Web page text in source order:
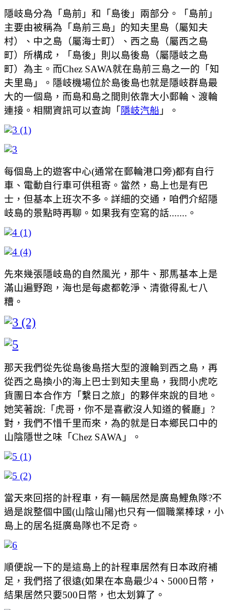
隱岐島分為「島前」和「島後」兩部分。「島前」
主要由被稱為「島前三島」的知夫里島（屬知夫
村）、中之島（屬海士町）、西之島（屬西之島
町）所構成，「島後」則以島後島（屬隱岐之島
町）為主。而Chez SAWA就在島前三島之一的「知
夫里島」。隱岐機場位於島後島也就是隱岐群島最
大的一個島，而島和島之間則依靠大小郵輪、渡輪
連接。相關資訊可以查詢「 隱岐汽船 」。
每個島上的遊客中心(通常在郵輪港口旁)都有自行
車、電動自行車可供租寄。當然，島上也是有巴
士，但基本上班次不多。詳細的交通，咱們介紹隱
岐島的景點時再聊。如果我有空寫的話.......。
先來幾張隱岐島的自然風光，那牛、那馬基本上是
滿山遍野跑，海也是每處都乾淨、清徹得亂七八
糟。
那天我們從先從島後島搭大型的渡輪到西之島，再
從西之島換小的海上巴士到知夫里島，我問小虎吃
貨團日本合作方「繫日之旅」的夥伴來說的目地。
她笑著說:「虎哥，你不是喜歡沒人知道的餐廳」?
對，我們不惜千里而來，為的就是日本鄉民口中的
山陰隱世之味「Chez SAWA」。
當天來回搭的計程車，有一輛居然是廣島鯉魚隊?不
過是說整個中國(山陰山陽)也只有一個職業棒球，小
島上的居名挺廣島隊也不足奇。
順便說一下的是這島上的計程車居然有日本政府補
足，我們搭了很遠(如果在本島最少4、5000日幣，
結果居然只要500日幣，也太划算了。